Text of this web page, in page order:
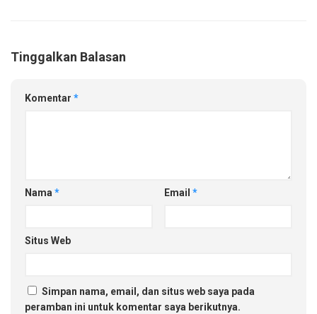
Tinggalkan Balasan
Komentar *
Nama * Email *
Situs Web
Simpan nama, email, dan situs web saya pada
peramban ini untuk komentar saya berikutnya.